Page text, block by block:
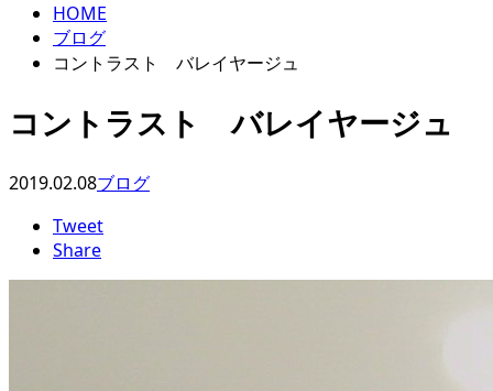
HOME
ブログ
コントラスト バレイヤージュ
コントラスト バレイヤージュ
2019.02.08ブログ
Tweet
Share